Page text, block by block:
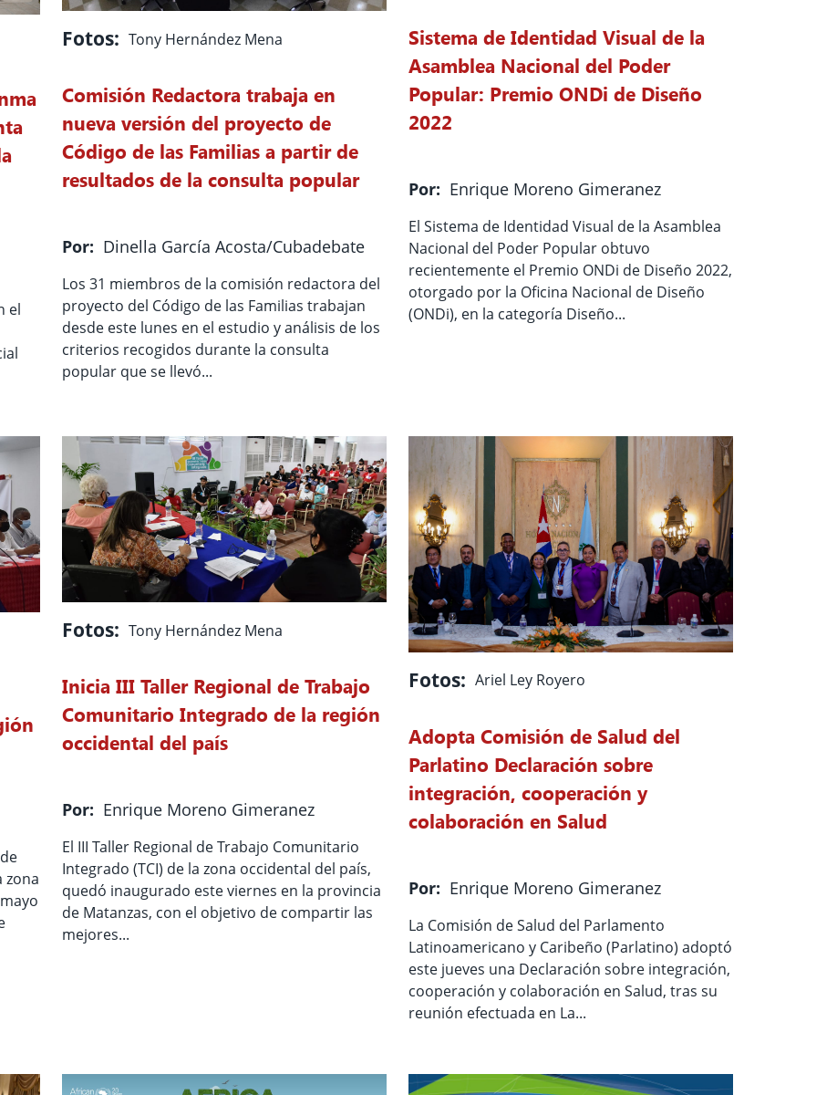
el
Fotos: Tony Hernández Mena
Comisión Redactora trabaja en
nueva versión del proyecto de
Código de las Familias a partir de
resultados de la consulta popular
Por: Dinella García Acosta/Cubadebate
Los 31 miembros de la comisión redactora del
proyecto del Código de las Familias trabajan
desde este lunes en el estudio y análisis de los
criterios recogidos durante la consulta
popular que se llevó...
Sistema de Identidad Visual de la
Asamblea Nacional del Poder
Popular: Premio ONDi de Diseño
2022
Por: Enrique Moreno Gimeranez
El Sistema de Identidad Visual de la Asamblea
Nacional del Poder Popular obtuvo
recientemente el Premio ONDi de Diseño 2022,
otorgado por la Oficina Nacional de Diseño
(ONDi), en la categoría Diseño...
zona
Fotos: Tony Hernández Mena
Inicia III Taller Regional de Trabajo
Comunitario Integrado de la región
occidental del país
Por: Enrique Moreno Gimeranez
El III Taller Regional de Trabajo Comunitario
Integrado (TCI) de la zona occidental del país,
quedó inaugurado este viernes en la provincia
de Matanzas, con el objetivo de compartir las
mejores...
Fotos: Ariel Ley Royero
Adopta Comisión de Salud del
Parlatino Declaración sobre
integración, cooperación y
colaboración en Salud
Por: Enrique Moreno Gimeranez
La Comisión de Salud del Parlamento
Latinoamericano y Caribeño (Parlatino) adoptó
este jueves una Declaración sobre integración,
cooperación y colaboración en Salud, tras su
reunión efectuada en La...